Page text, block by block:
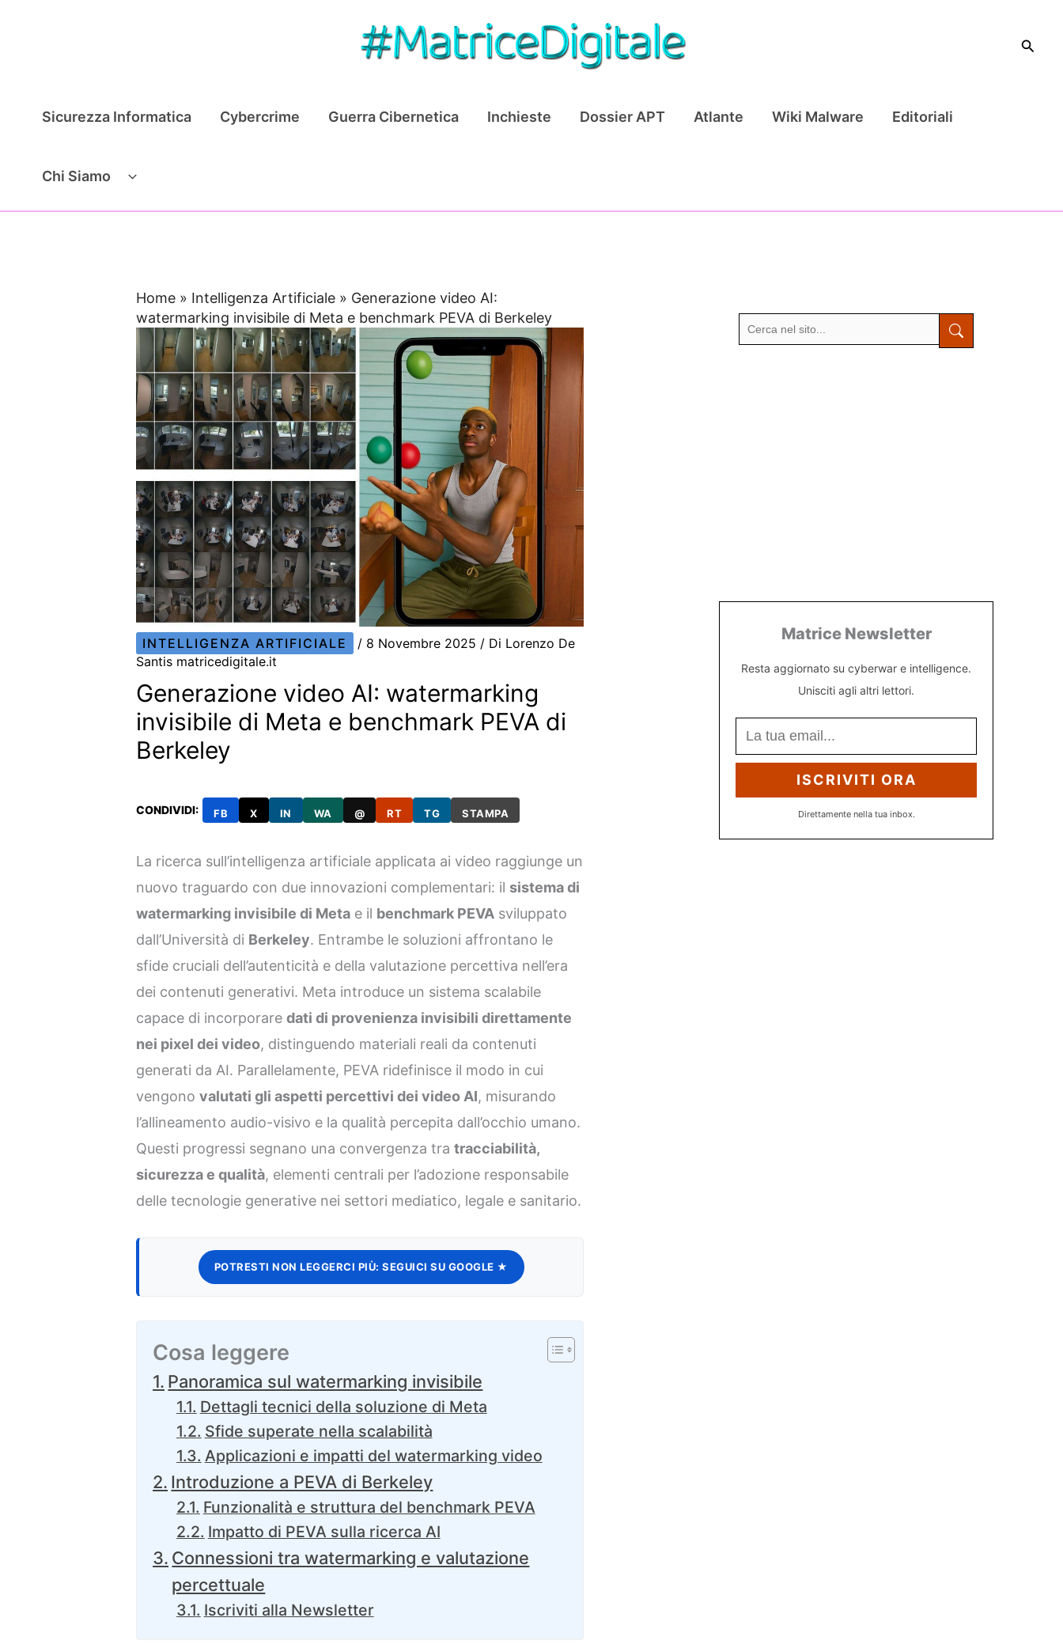
Cerca
Sicurezza Informatica Cybercrime Guerra Cibernetica Inchieste Dossier APT Atlante Wiki Malware Editoriali
Chi Siamo
Home » Intelligenza Artificiale » Generazione video AI:
watermarking invisibile di Meta e benchmark PEVA di Berkeley
INTELLIGENZA ARTIFICIALE / 8 Novembre 2025 / Di Lorenzo De
Santis matricedigitale.it
Generazione video AI: watermarking
invisibile di Meta e benchmark PEVA di
Berkeley
CONDIVIDI: FB X IN WA @ RT TG STAMPA
La ricerca sull’intelligenza artificiale applicata ai video raggiunge un
nuovo traguardo con due innovazioni complementari: il sistema di
watermarking invisibile di Meta e il benchmark PEVA sviluppato
dall’Università di Berkeley. Entrambe le soluzioni affrontano le
sfide cruciali dell’autenticità e della valutazione percettiva nell’era
dei contenuti generativi. Meta introduce un sistema scalabile
capace di incorporaredati di provenienza invisibili direttamente
nei pixel dei video, distinguendo materiali reali da contenuti
generati da AI. Parallelamente, PEVA ridefinisce il modo in cui
vengonovalutati gli aspetti percettivi dei video AI, misurando
l’allineamento audio-visivo e la qualità percepita dall’occhio umano.
Questi progressi segnano una convergenza tratracciabilità,
sicurezza e qualità, elementi centrali per l’adozione responsabile
delle tecnologie generative nei settori mediatico, legale e sanitario.
POTRESTI NON LEGGERCI PIÙ: SEGUICI SU GOOGLE ★
Cosa leggere
Panoramica sul watermarking invisibile
Dettagli tecnici della soluzione di Meta
Sfide superate nella scalabilità
Applicazioni e impatti del watermarking video
Introduzione a PEVA di Berkeley
Funzionalità e struttura del benchmark PEVA
Impatto di PEVA sulla ricerca AI
Connessioni tra watermarking e valutazione
percettuale
Iscriviti alla Newsletter
Matrice Newsletter
Resta aggiornato su cyberwar e intelligence.
Unisciti agli altri lettori.
ISCRIVITI ORA
Direttamente nella tua inbox.